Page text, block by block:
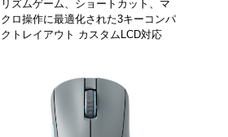
リズムゲーム、ショートカット、マ
クロ操作に最適化された3キーコンパ
クトレイアウト カスタムLCD対応